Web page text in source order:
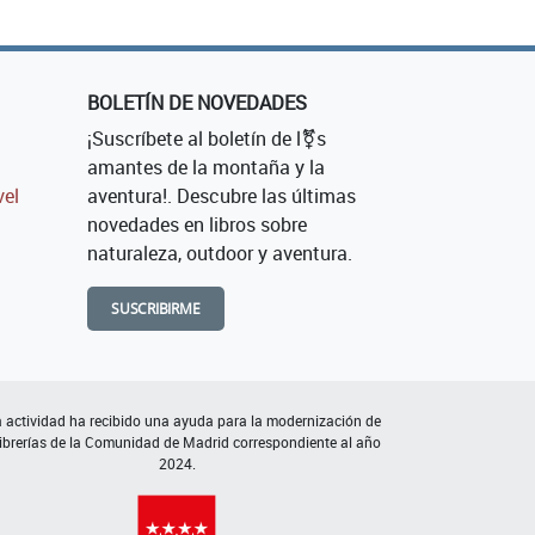
BOLETÍN DE NOVEDADES
¡Suscríbete al boletín de l⚧s
amantes de la montaña y la
aventura!. Descubre las últimas
novedades en libros sobre
naturaleza, outdoor y aventura.
SUSCRIBIRME
actividad ha recibido una ayuda para la modernización de
de la Comunidad de Madrid correspondiente al año
2024.